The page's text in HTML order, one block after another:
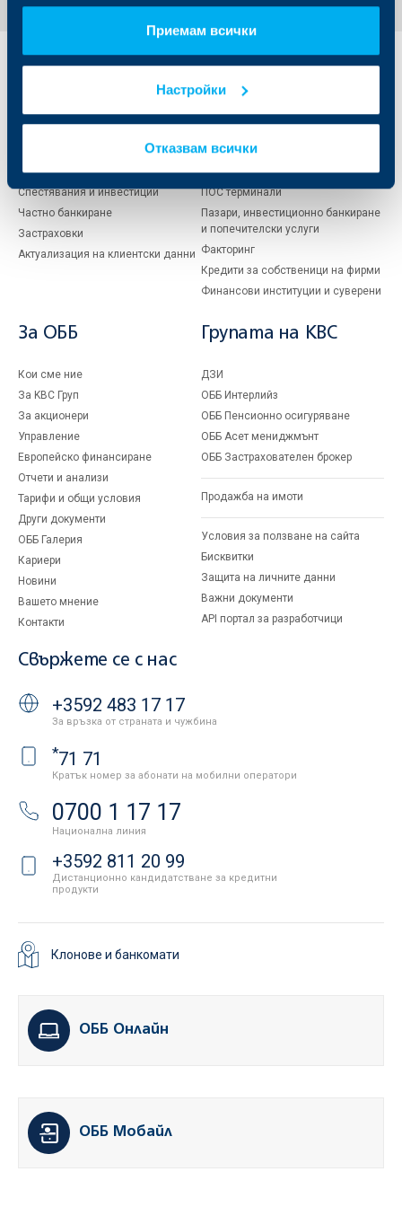
Приемам всички
Настройки
Отказвам всички
Индивидуални
Кредити
Спестявания и инвестиции
Частно банкиране
Застраховки
Актуализация на клиентски данни
Бизнес
клиенти
Управление на парични средства
Търговско финансиране
ПОС терминали
Пазари, инвестиционно банкиране
и попечителски услуги
Факторинг
Кредити за собственици на фирми
Финансови институции и суверени
За ОББ
Кои сме ние
За KBC Груп
За акционери
Управление
Европейско финансиране
Отчети и анализи
Тарифи и общи условия
Други документи
ОББ Галерия
Кариери
Новини
Вашето мнение
Контакти
Групата на KBC
ДЗИ
ОББ Интерлийз
ОББ Пенсионно осигуряване
ОББ Асет мениджмънт
ОББ Застрахователен брокер
Продажба на имоти
Условия за ползване на сайта
Бисквитки
Защита на личните данни
Важни документи
API портал за разработчици
Свържете се с нас
+3592 483 17 17
За връзка от страната и чужбина
*71 71
Кратък номер за абонати на мобилни оператори
0700 1 17 17
Национална линия
+3592 811 20 99
Дистанционно кандидатстване за кредитни
продукти
Клонове и банкомати
ОББ Онлайн
ОББ Мобайл